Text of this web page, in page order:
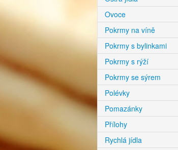
Ovoce
Pokrmy na víně
Pokrmy s bylinkami
Pokrmy s rýží
Pokrmy se sýrem
Polévky
Pomazánky
Přílohy
Rychlá jídla